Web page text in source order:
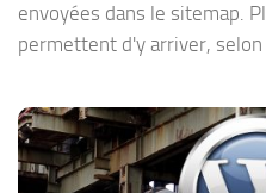
envoyées dans le sitemap.
permettent d'y arriver,